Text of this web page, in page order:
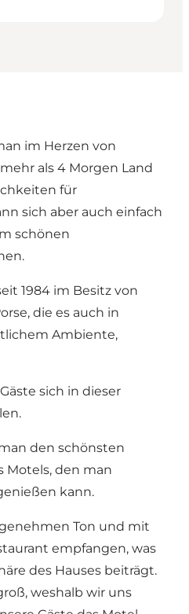
im Herzen von
als 4 Morgen Land
für
sich aber auch einfach
schönen
1984 im Besitz von
die es auch in
Ambiente,
sich in dieser
den schönsten
Motels, den man
kann.
Ton und mit
empfangen, was
des Hauses beiträgt.
weshalb wir uns